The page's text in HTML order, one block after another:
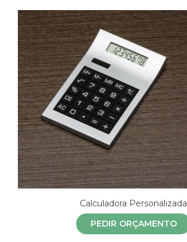
Calculadora Personalizada
PEDIR ORÇAMENTO